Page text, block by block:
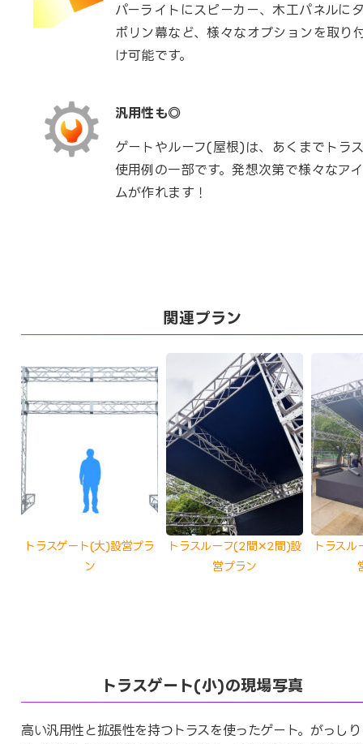
パーライトにスピーカー、木工パネルに
ポリン幕など、様々なオプションを取り
け可能です。
汎用性も◎
ゲートやルーフ(屋根)は、あくまでトラ
使用例の一部です。発想次第で様々なア
ムが作れます！
関連プラン
トラスゲート(大)設営プラ
ン
トラスルーフ(2間✕2間)設
営プラン
トラス
トラスゲート(小)の現場写真
高い汎用性と拡張性を持つトラスを使ったゲート。がっし